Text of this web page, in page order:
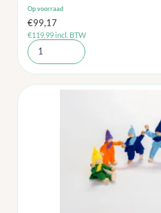
Op voorraad
€99,17
€119,99incl. BTW